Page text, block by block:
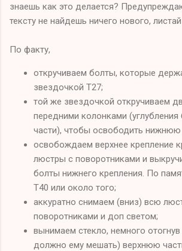
знаешь как это делается?
тексту не найдешь ничего нового,
По факту,
откручиваем болты, которые
звездочкой Т27;
той же звездочкой откручиваем
передними колонками
части), чтобы освободить нижнюю
освобождаем верхнее крепление
люстры с поворотниками и
болты нижнего крепления. По
Т40 или около того;
аккуратно снимаем (вниз) всю
поворотниками и доп светом;
вынимаем стекло, немного
должно ему мешать) верхнюю